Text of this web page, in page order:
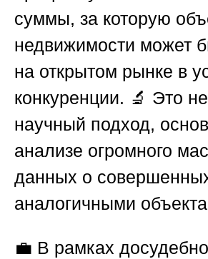
суммы, за которую
недвижимости может
на открытом рынке в
конкуренции. 🔬 Это
научный подход,
анализе огромного
данных о
аналогичными
💼 В рамках